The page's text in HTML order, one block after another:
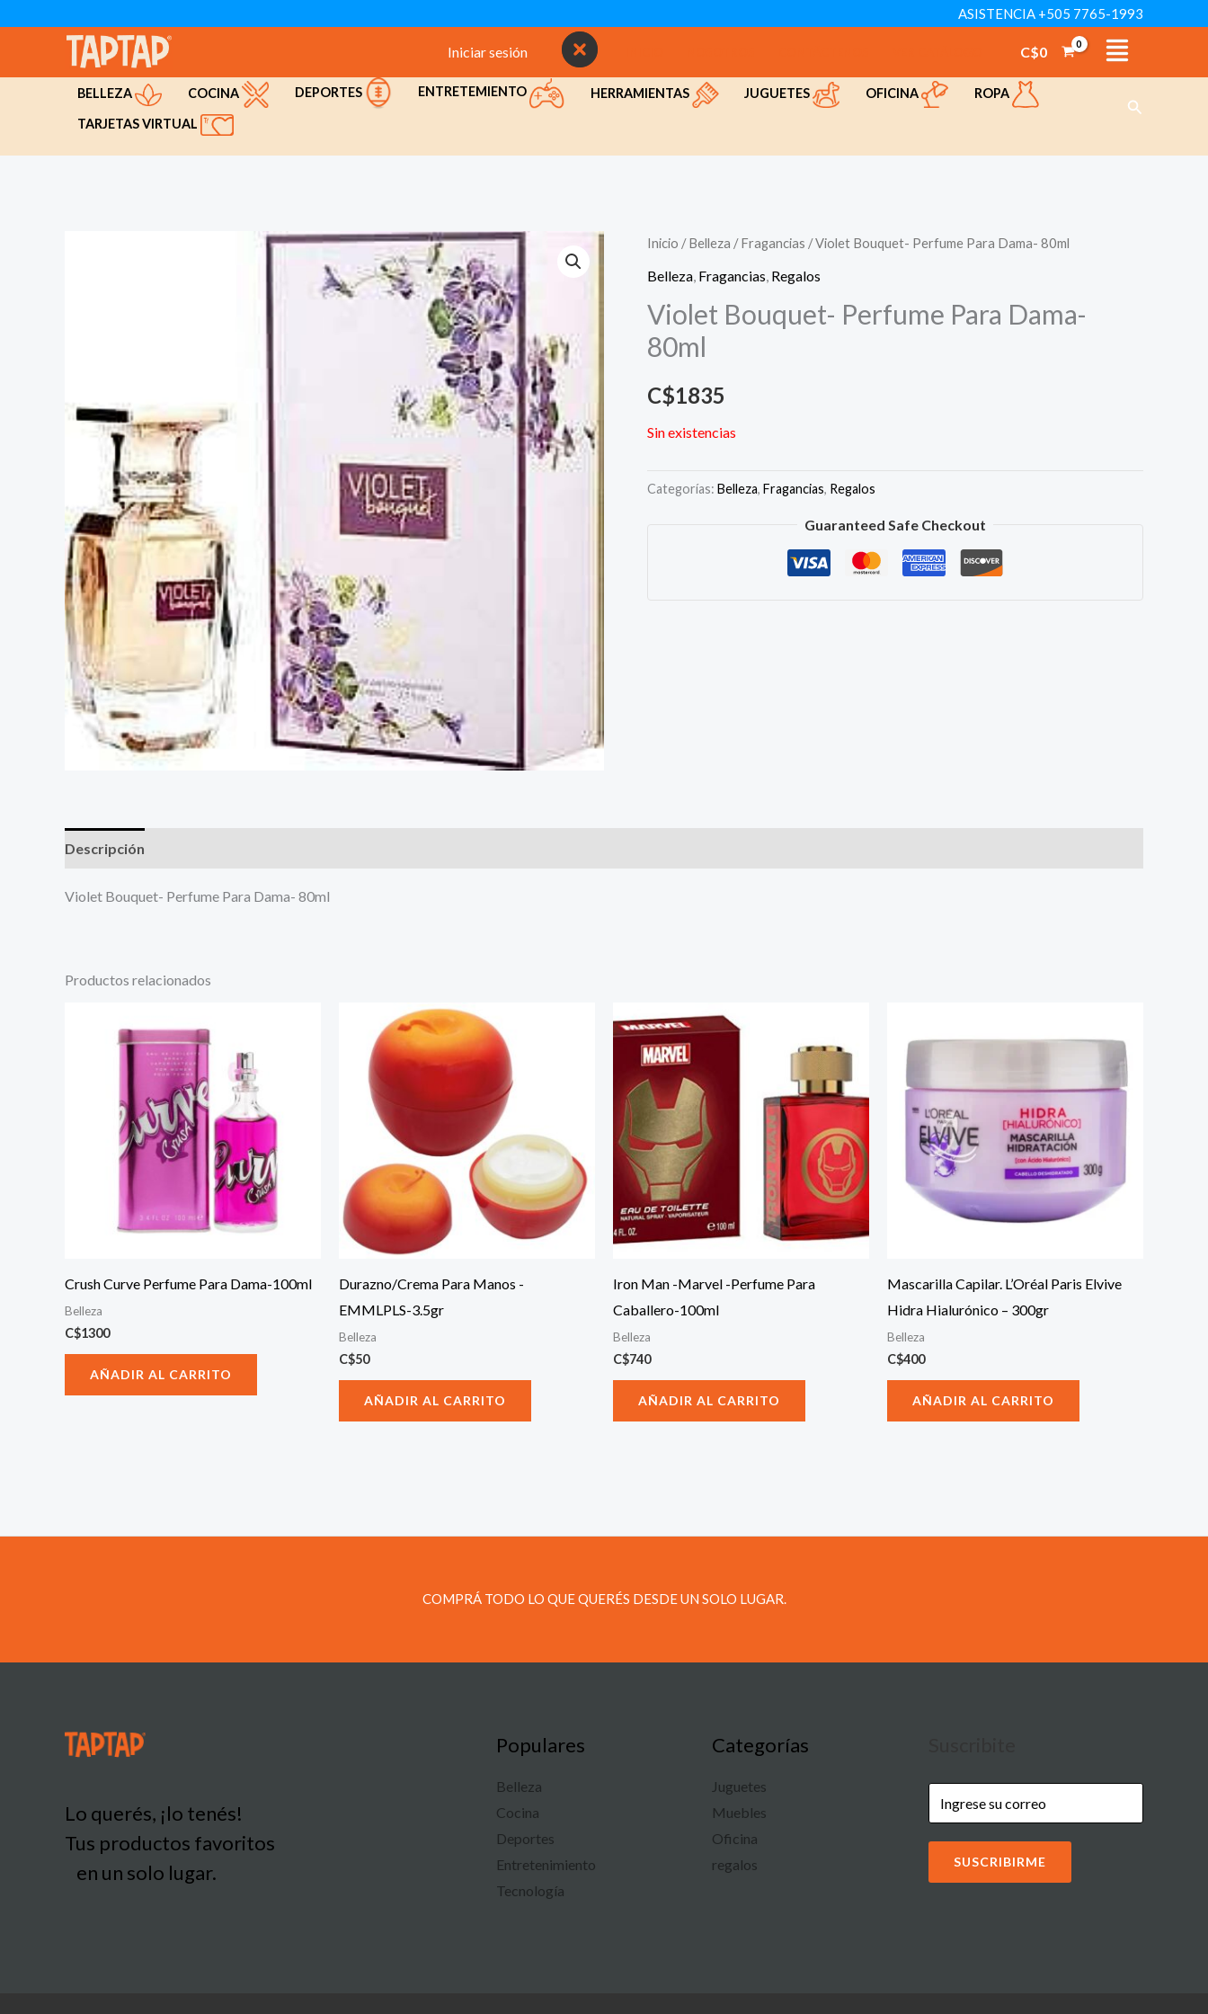
ASISTENCIA +505 7765-1993
Iniciar sesión C$0
BELLEZA COCINA DEPORTES ENTRETEMIENTO HERRAMIENTAS JUGUETES OFICINA ROPA
TARJETAS VIRTUAL
Buscar
Inicio /Belleza /Fragancias / Violet Bouquet- Perfume Para Dama- 80ml
Belleza Fragancias Regalos
Violet Bouquet- Perfume Para Dama-
80ml
C$1835
Sin existencias
Categorías: Belleza, Fragancias, Regalos
Guaranteed Safe Checkout
Descripción
Violet Bouquet- Perfume Para Dama- 80ml
Productos relacionados
Crush Curve Perfume Para Dama-100ml
Belleza
C$1300
AÑADIR AL CARRITO
Durazno/Crema Para Manos -
EMMLPLS-3.5gr
Belleza
C$50
AÑADIR AL CARRITO
Iron Man -Marvel -Perfume Para
Caballero-100ml
Belleza
C$740
AÑADIR AL CARRITO
Mascarilla Capilar. L’Oréal Paris Elvive
Hidra Hialurónico – 300gr
Belleza
C$400
AÑADIR AL CARRITO
COMPRÁ TODO LO QUE QUERÉS DESDE UN SOLO LUGAR.
Lo querés, ¡lo tenés!
Tus productos favoritos
en un solo lugar.
Populares
Belleza
Cocina
Deportes
Entretenimiento
Tecnología
Categorías
Juguetes
Muebles
Oficina
regalos
SUSCRIBIRME